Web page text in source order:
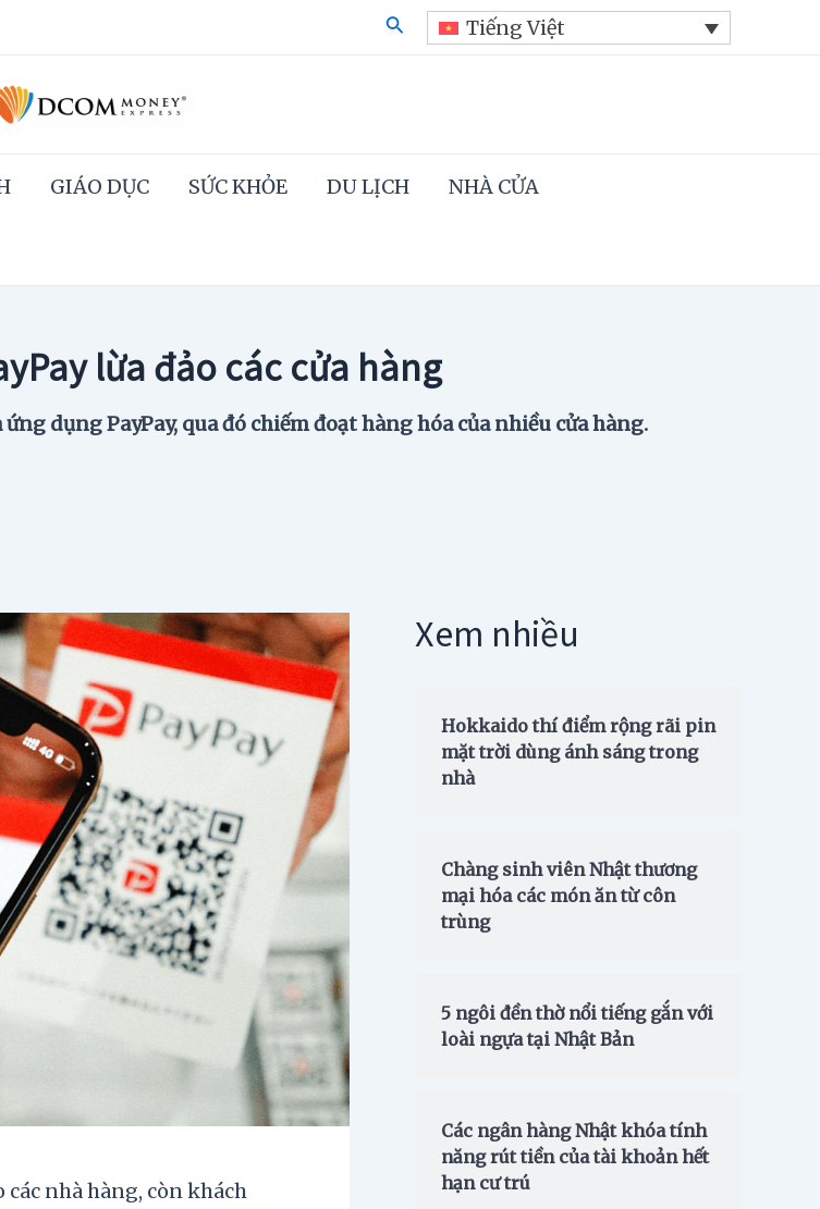
Search Tiếng Việt
GIÁO DỤC SỨC KHỎE DU LỊCH NHÀ CỬA
lừa đảo các cửa hàng
dụng PayPay, qua đó chiếm đoạt hàng hóa của nhiều cửa hàng.
nhà hàng, còn khách
Xem nhiều
Hokkaido thí điểm rộng rãi pin
mặt trời dùng ánh sáng trong
nhà
Chàng sinh viên Nhật thương
mại hóa các món ăn từ côn
trùng
5 ngôi đền thờ nổi tiếng gắn với
loài ngựa tại Nhật Bản
Các ngân hàng Nhật khóa tính
năng rút tiền của tài khoản hết
hạn cư trú